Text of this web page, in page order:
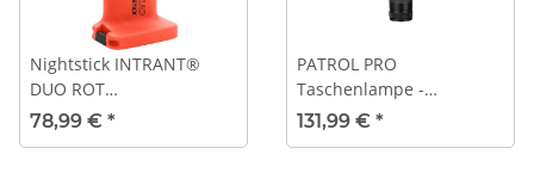
Nightstick INTRANT®
DUO ROT
Winkelkopflampe inkl.
78,99 € *
PATROL PRO
Taschenlampe -
Ladestation mit
131,99 € *